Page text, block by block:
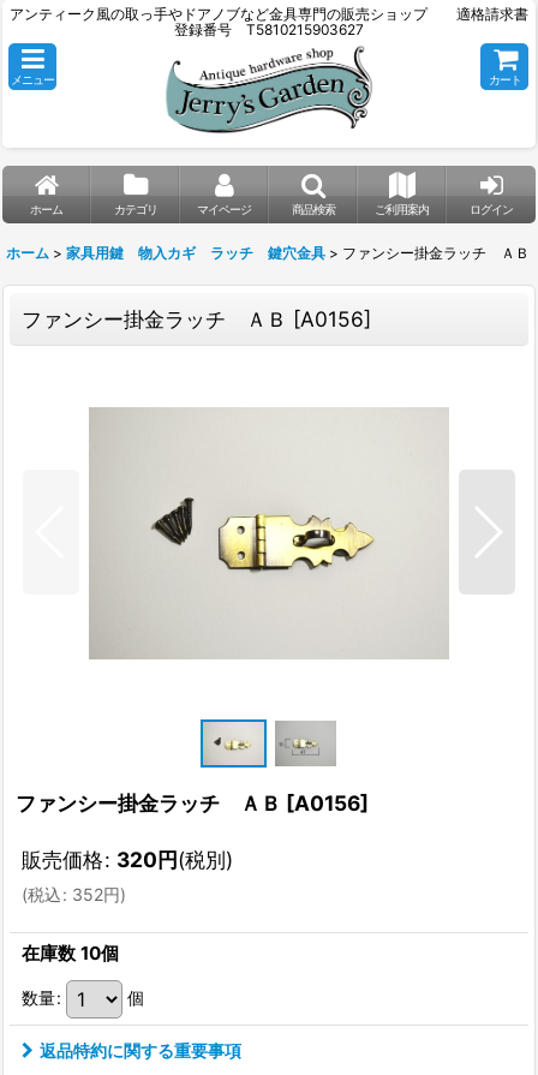
アンティーク風の取っ手やドアノブなど金具専門の販売ショップ 適格請求書
登録番号 T5810215903627
メニュー カート
ホーム カテゴリ マイページ 商品検索 ご利用案内 ログイン
ホーム > 家具用鍵 物入カギ ラッチ 鍵穴金具 > ファンシー掛金ラッチ ＡＢ
ファンシー掛金ラッチ ＡＢ [A0156]
ファンシー掛金ラッチ ＡＢ [A0156]
販売価格: 320円(税別)
(税込: 352円)
在庫数 10個
数量: 個
返品特約に関する重要事項